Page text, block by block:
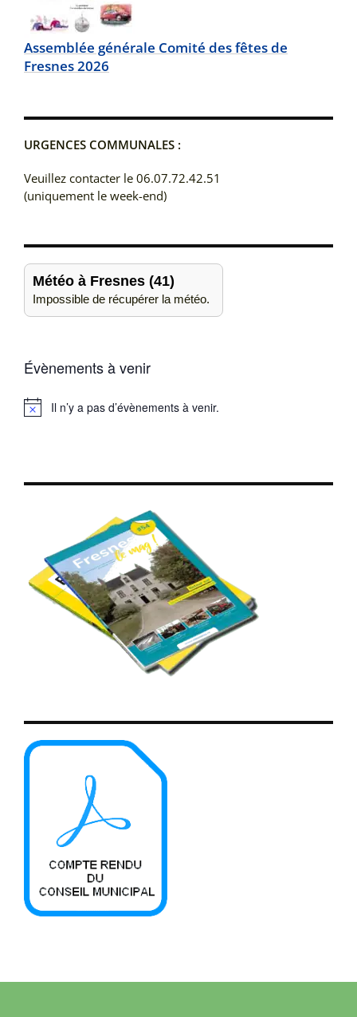
Assemblée générale Comité des fêtes de
Fresnes 2026
URGENCES COMMUNALES :
Veuillez contacter le 06.07.72.42.51
(uniquement le week-end)
Météo à Fresnes (41)
Impossible de récupérer la météo.
Évènements à venir
NoticeIl n’y a pas d’évènements à venir.